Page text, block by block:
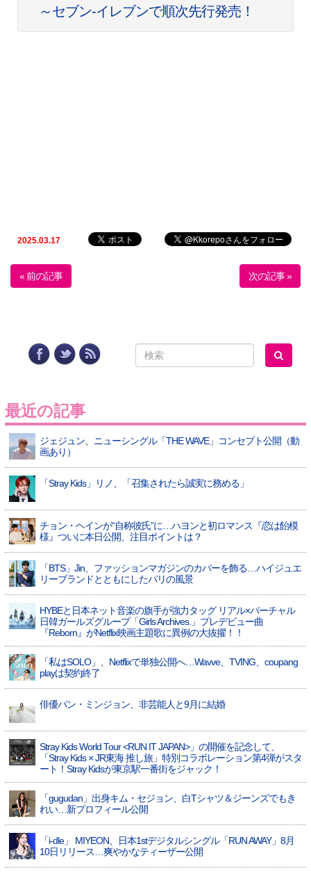
～セブン-イレブンで順次先行発売！
2025.03.17
« 前の記事 次の記事 »
最近の記事
ジェジュン、ニューシングル「THE WAVE」コンセプト公開（動
画あり）
「Stray Kids」リノ、「召集されたら誠実に務める」
チョン・ヘインが“自称彼氏”に…ハヨンと初ロマンス『恋は飴模
様』ついに本日公開、注目ポイントは？
「BTS」Jin、ファッションマガジンのカバーを飾る…ハイジュエ
リーブランドとともにしたパリの風景
HYBEと日本ネット音楽の旗手が強力タッグ リアル×バーチャル
日韓ガールズグループ「Girls Archives.」プレデビュー曲
『Reborn』がNetflix映画主題歌に異例の大抜擢！！
「私はSOLO」、Netflixで単独公開へ…Wavve、TVING、coupang
playは契約終了
俳優パン・ミンジョン、非芸能人と9月に結婚
Stray Kids World Tour <RUN IT JAPAN>」の開催を記念して、
「Stray Kids × JR東海 推し旅」特別コラボレーション第4弾がスタ
ート！Stray Kidsが東京駅一番街をジャック！
「gugudan」出身キム・セジョン、白Tシャツ＆ジーンズでもき
れい…新プロフィール公開
「i-dle」 MIYEON、日本1stデジタルシングル「RUN AWAY」8月
10日リリース…爽やかなティーザー公開